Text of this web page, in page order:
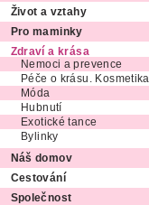
Život a vztahy
Pro maminky
Zdraví a krása
Nemoci a prevence
Péče o krásu. Kosmetika
Móda
Hubnutí
Exotické tance
Bylinky
Náš domov
Cestování
Společnost